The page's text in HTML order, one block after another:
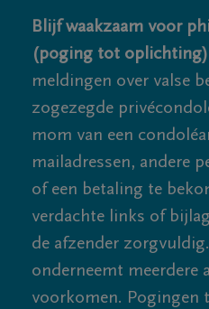
Blijf waakzaam voor
(poging tot
meldingen over valse
zogezegde
mom van een
mailadressen, andere
of een betaling te
verdachte links of
de afzender
onderneemt meerdere
voorkomen. Pogingen